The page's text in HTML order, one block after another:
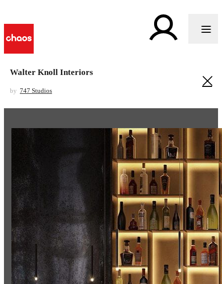
Walter Knoll Interiors
by 747 Studios